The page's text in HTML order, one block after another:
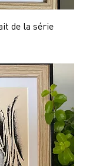
de la série